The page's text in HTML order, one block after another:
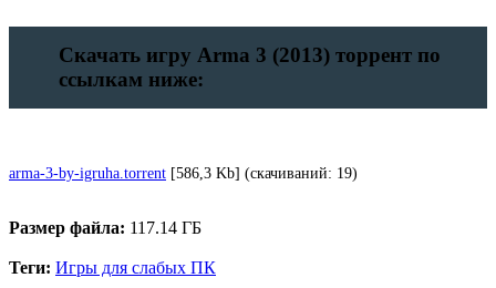
Скачать игру Arma 3 (2013) торрент по
ссылкам ниже:
arma-3-by-igruha.torrent [586,3 Kb] (cкачиваний: 19)
Размер файла: 117.14 ГБ
Теги: Игры для слабых ПК